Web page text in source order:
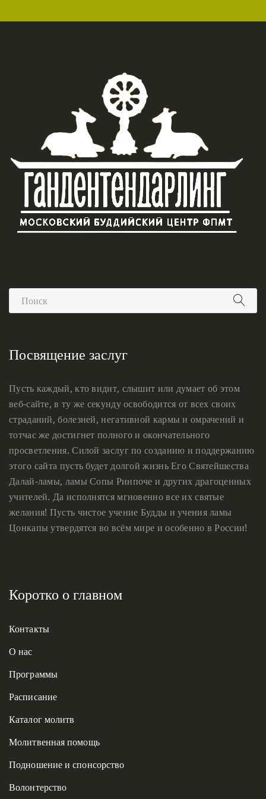
Посвящение заслуг
Пусть каждый, кто видит, слышит или думает об этом
веб-сайте, в ту же секунду освободится от всех своих
страданий, болезней, негативной кармы и омрачений и
тотчас же достигнет полного и окончательного
просветления. Силой заслуг по созданию и поддержанию
этого сайта пусть будет долгой жизнь Его Святейшества
Далай-ламы, ламы Сопы Ринпоче и других драгоценных
учителей. Да исполнятся мгновенно все их святые
желания! Пусть чистое учение Будды и учения ламы
Цонкапы утвердятся во всём мире и особенно в России!
Коротко о главном
Контакты
О нас
Программы
Расписание
Каталог молитв
Молитвенная помощь
Подношение и спонсорство
Волонтерство